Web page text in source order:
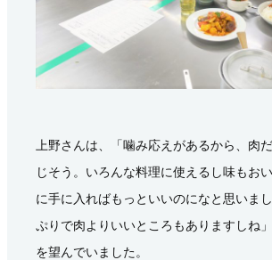
上野さんは、「噛み応えがあるから、肉
じそう。いろんな料理に使えるし味もお
に手に入ればもっといいのになと思いま
ぷりで肉よりいいところもありますしね
を望んでいました。